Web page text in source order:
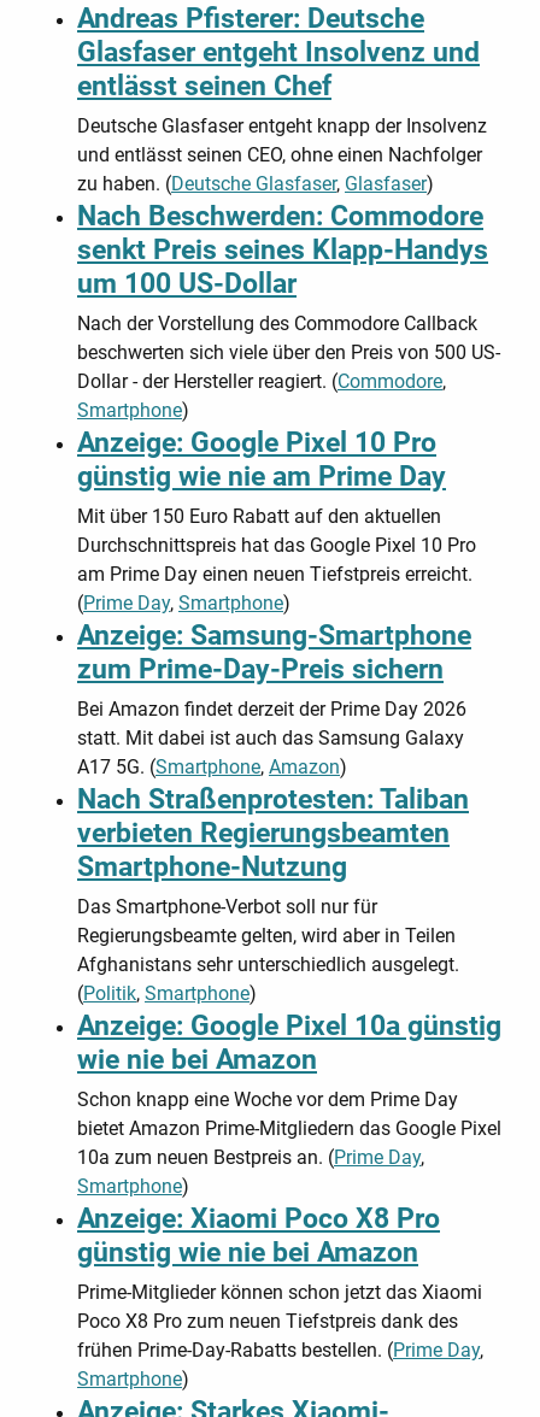
Andreas Pfisterer: Deutsche
Glasfaser entgeht Insolvenz und
entlässt seinen Chef
Deutsche Glasfaser entgeht knapp der Insolvenz
und entlässt seinen CEO, ohne einen Nachfolger
zu haben. (Deutsche Glasfaser, Glasfaser)
Nach Beschwerden: Commodore
senkt Preis seines Klapp-Handys
um 100 US-Dollar
Nach der Vorstellung des Commodore Callback
beschwerten sich viele über den Preis von 500 US-
Dollar - der Hersteller reagiert. (Commodore,
Smartphone)
Anzeige: Google Pixel 10 Pro
günstig wie nie am Prime Day
Mit über 150 Euro Rabatt auf den aktuellen
Durchschnittspreis hat das Google Pixel 10 Pro
am Prime Day einen neuen Tiefstpreis erreicht.
(Prime Day, Smartphone)
Anzeige: Samsung-Smartphone
zum Prime-Day-Preis sichern
Bei Amazon findet derzeit der Prime Day 2026
statt. Mit dabei ist auch das Samsung Galaxy
A17 5G. (Smartphone, Amazon)
Nach Straßenprotesten: Taliban
verbieten Regierungsbeamten
Smartphone-Nutzung
Das Smartphone-Verbot soll nur für
Regierungsbeamte gelten, wird aber in Teilen
Afghanistans sehr unterschiedlich ausgelegt.
(Politik, Smartphone)
Anzeige: Google Pixel 10a günstig
wie nie bei Amazon
Schon knapp eine Woche vor dem Prime Day
bietet Amazon Prime-Mitgliedern das Google Pixel
10a zum neuen Bestpreis an. (Prime Day,
Smartphone)
Anzeige: Xiaomi Poco X8 Pro
günstig wie nie bei Amazon
Prime-Mitglieder können schon jetzt das Xiaomi
Poco X8 Pro zum neuen Tiefstpreis dank des
frühen Prime-Day-Rabatts bestellen. (Prime Day,
Smartphone)